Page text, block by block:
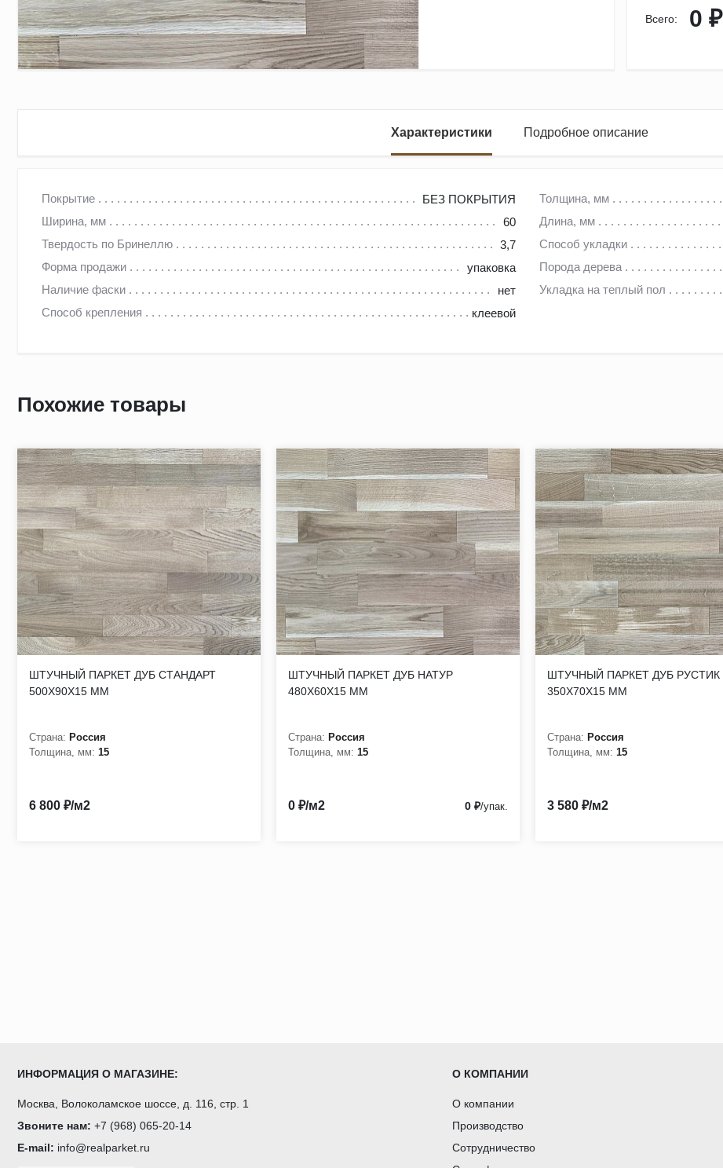
Всего: 0 ₽
Характеристики Подробное описание
Покрытие БЕЗ ПОКРЫТИЯ Толщина, мм
Ширина, мм
60 Длина, мм
Твердость по Бринеллю
3,7 Способ укладки
Форма продажи
упаковка Порода дерева
Наличие фаски
нет Укладка на теплый пол
Способ крепления
клеевой
Похожие товары
ШТУЧНЫЙ ПАРКЕТ ДУБ СТАНДАРТ
500Х90Х15 ММ
Страна: Россия
Толщина, мм: 15
6 800 ₽/м2
ШТУЧНЫЙ ПАРКЕТ ДУБ НАТУР
480Х60Х15 ММ
Страна: Россия
Толщина, мм: 15
0 ₽/м2 0 ₽/упак.
ШТУЧНЫЙ ПАРКЕТ ДУБ РУСТИК
350Х70Х15 ММ
Страна: Россия
Толщина, мм: 15
3 580 ₽/м2
ИНФОРМАЦИЯ О МАГАЗИНЕ:
Москва, Волоколамское шоссе, д. 116, стр. 1
Звоните нам: +7 (968) 065-20-14
E-mail: info@realparket.ru
О КОМПАНИИ
О компании
Производство
Сотрудничество